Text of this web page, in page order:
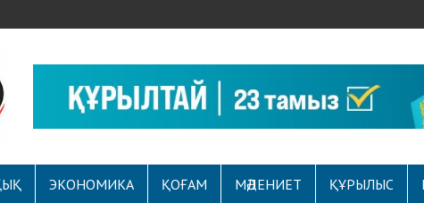
ЭКОНОМИКА ҚОҒАМ МӘДЕНИЕТ ҚҰРЫЛЫС